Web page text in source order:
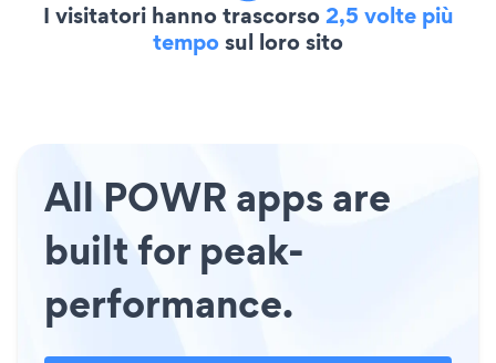
I visitatori hanno trascorso2,5 volte più
temposul loro sito
All POWR apps are
built for peak-
performance.